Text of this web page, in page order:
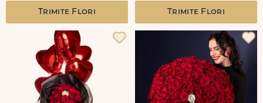
Trimite Flori Trimite Flori